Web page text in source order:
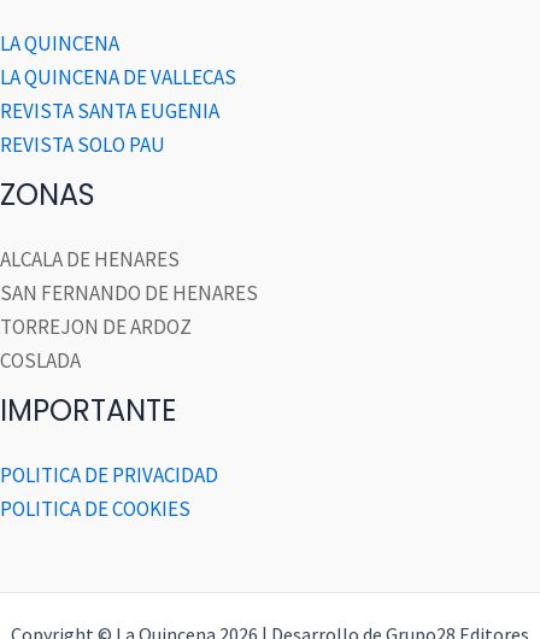
LA QUINCENA
LA QUINCENA DE VALLECAS
REVISTA SANTA EUGENIA
REVISTA SOLO PAU
ZONAS
ALCALA DE HENARES
SAN FERNANDO DE HENARES
TORREJON DE ARDOZ
COSLADA
IMPORTANTE
POLITICA DE PRIVACIDAD
POLITICA DE COOKIES
Copyright © La Quincena 2026 | Desarrollo de Grupo28 Editores